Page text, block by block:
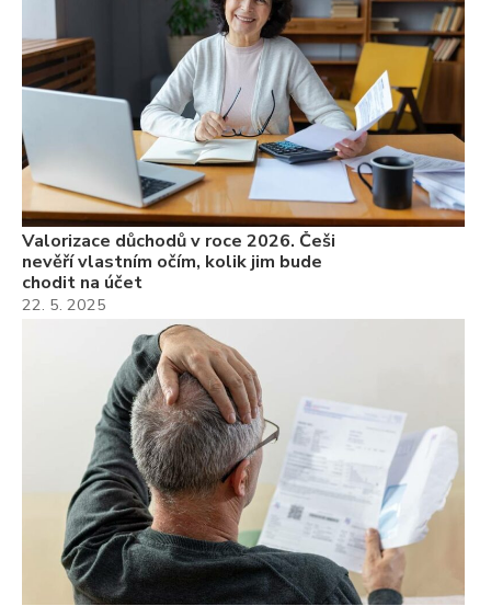
Valorizace důchodů v roce 2026. Češi
nevěří vlastním očím, kolik jim bude
chodit na účet
22. 5. 2025